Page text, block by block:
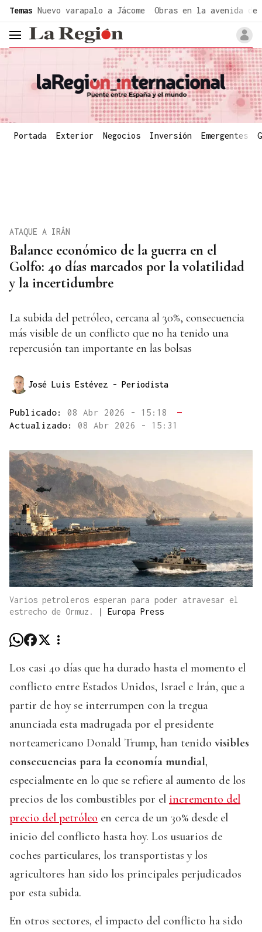
Temas Nuevo varapalo a Jácome Obras en la avenida de
header.menu.open
Portada Exterior Negocios Inversión Emergentes
Balance económico de la guerra en el
Golfo: 40 días marcados por la volatilidad
y la incertidumbre
ATAQUE A IRÁN
La subida del petróleo, cercana al 30%, consecuencia
más visible de un conflicto que no ha tenido una
repercusión tan importante en las bolsas
José Luis Estévez - Periodista
Publicado: 08 Abr 2026 - 15:18
—
Actualizado: 08 Abr 2026 - 15:31
Varios petroleros esperan para poder atravesar el
estrecho de Ormuz.
| Europa Press
Los casi 40 días que ha durado hasta el momento el
conflicto entre Estados Unidos, Israel e Irán, que a
partir de hoy se interrumpen con la tregua
anunciada esta madrugada por el presidente
norteamericano Donald Trump, han tenido visibles
consecuencias para la economía mundial,
especialmente en lo que se refiere al aumento de los
precios de los combustibles por el incremento del
precio del petróleo en cerca de un 30% desde el
inicio del conflicto hasta hoy. Los usuarios de
coches particulares, los transportistas y los
agricultores han sido los principales perjudicados
por esta subida.
En otros sectores, el impacto del conflicto ha sido